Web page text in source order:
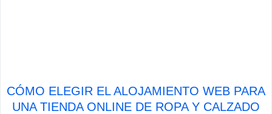
CÓMO ELEGIR EL ALOJAMIENTO WEB PARA
UNA TIENDA ONLINE DE ROPA Y CALZADO